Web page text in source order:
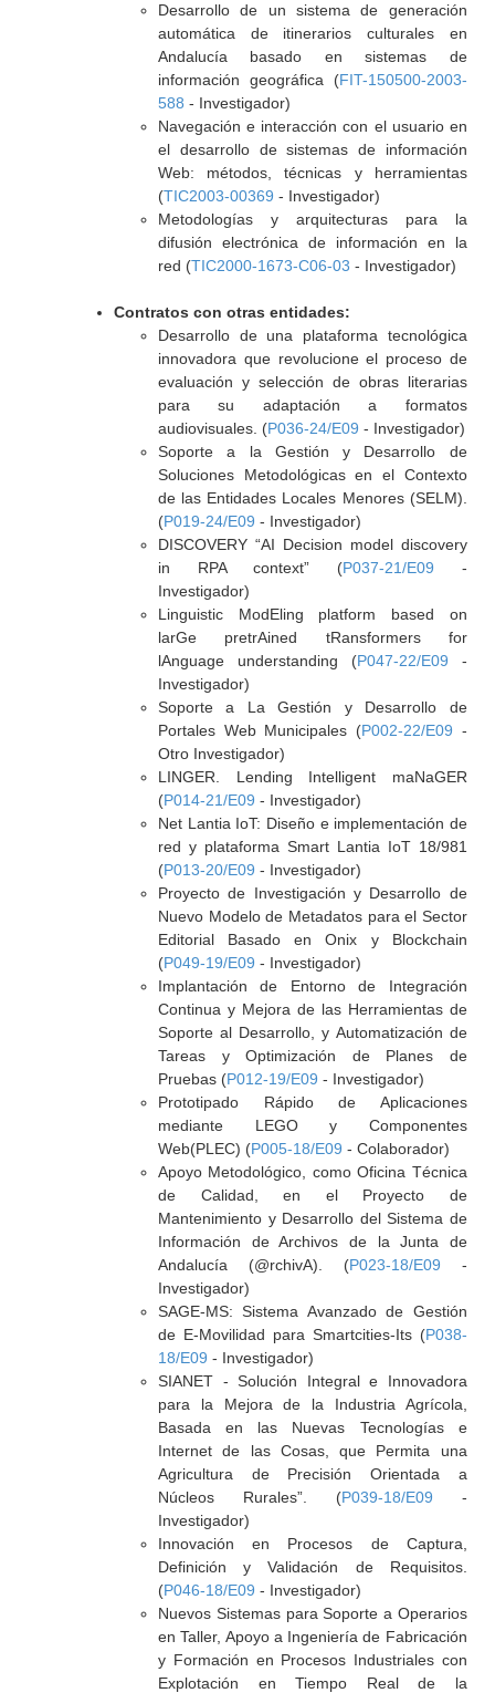
Desarrollo de un sistema de generación
automática de itinerarios culturales en
Andalucía basado en sistemas de
información geográfica (FIT-150500-2003-
588 - Investigador)
Navegación e interacción con el usuario en
el desarrollo de sistemas de información
Web: métodos, técnicas y herramientas
(TIC2003-00369 - Investigador)
Metodologías y arquitecturas para la
difusión electrónica de información en la
red (TIC2000-1673-C06-03 - Investigador)
Contratos con otras entidades:
Desarrollo de una plataforma tecnológica
innovadora que revolucione el proceso de
evaluación y selección de obras literarias
para su adaptación a formatos
audiovisuales. (P036-24/E09 - Investigador)
Soporte a la Gestión y Desarrollo de
Soluciones Metodológicas en el Contexto
de las Entidades Locales Menores (SELM).
(P019-24/E09 - Investigador)
DISCOVERY “AI Decision model discovery
in RPA context” (P037-21/E09 -
Investigador)
Linguistic ModEling platform based on
larGe pretrAined tRansformers for
lAnguage understanding (P047-22/E09 -
Investigador)
Soporte a La Gestión y Desarrollo de
Portales Web Municipales (P002-22/E09 -
Otro Investigador)
LINGER. Lending Intelligent maNaGER
(P014-21/E09 - Investigador)
Net Lantia IoT: Diseño e implementación de
red y plataforma Smart Lantia IoT 18/981
(P013-20/E09 - Investigador)
Proyecto de Investigación y Desarrollo de
Nuevo Modelo de Metadatos para el Sector
Editorial Basado en Onix y Blockchain
(P049-19/E09 - Investigador)
Implantación de Entorno de Integración
Continua y Mejora de las Herramientas de
Soporte al Desarrollo, y Automatización de
Tareas y Optimización de Planes de
Pruebas (P012-19/E09 - Investigador)
Prototipado Rápido de Aplicaciones
mediante LEGO y Componentes
Web(PLEC) (P005-18/E09 - Colaborador)
Apoyo Metodológico, como Oficina Técnica
de Calidad, en el Proyecto de
Mantenimiento y Desarrollo del Sistema de
Información de Archivos de la Junta de
Andalucía (@rchivA). (P023-18/E09 -
Investigador)
SAGE-MS: Sistema Avanzado de Gestión
de E-Movilidad para Smartcities-Its (P038-
18/E09 - Investigador)
SIANET - Solución Integral e Innovadora
para la Mejora de la Industria Agrícola,
Basada en las Nuevas Tecnologías e
Internet de las Cosas, que Permita una
Agricultura de Precisión Orientada a
Núcleos Rurales”. (P039-18/E09 -
Investigador)
Innovación en Procesos de Captura,
Definición y Validación de Requisitos.
(P046-18/E09 - Investigador)
Nuevos Sistemas para Soporte a Operarios
en Taller, Apoyo a Ingeniería de Fabricación
y Formación en Procesos Industriales con
Explotación en Tiempo Real de la